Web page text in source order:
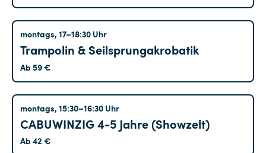
montags, 17–18:30 Uhr
Trampolin & Seilsprungakrobatik
Ab 59 €
montags, 15:30–16:30 Uhr
CABUWINZIG 4-5 Jahre (Showzelt)
Ab 42 €